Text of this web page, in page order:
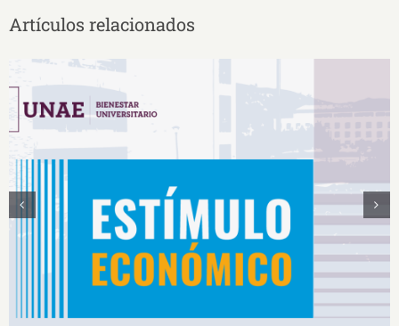
Artículos relacionados
Estímulos Económicos para Deportistas de Alto
Rendimiento IS2026